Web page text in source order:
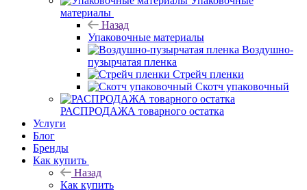
материалы
Назад
Упаковочные материалы
Воздушно-
пузырчатая пленка
Стрейч пленки
Скотч упаковочный
РАСПРОДАЖА товарного остатка
Услуги
Блог
Бренды
Как купить
Назад
Как купить